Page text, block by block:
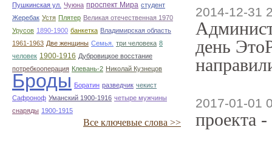
Пушкинская ул. Чуюна проспект Мира студент
Жеребак Устя Плятер Великая отечественная 1970
Урусов 1890-1900 банкетка Владимирская область
1961-1963 Две женщины Семья. три человека 8
человек 1900-1916 Дубровицкое восстание
потребкооперация Клевань-2 Николай Кузнецов
Броды Боратин разведчик чекист
Сафроноф Уманский 1900-1916 четыре мужчины
снаряды 1900-1915
Все ключевые слова >>
2014-12-31
день
2017-01-01
проекта